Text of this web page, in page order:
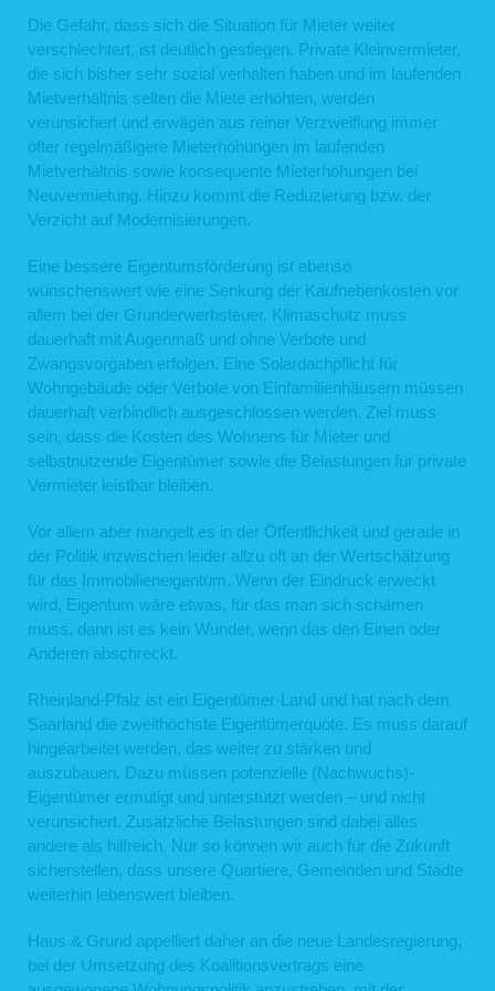
Die Gefahr, dass sich die Situation für Mieter weiter
verschlechtert, ist deutlich gestiegen. Private Kleinvermieter,
die sich bisher sehr sozial verhalten haben und im laufenden
Mietverhältnis selten die Miete erhöhten, werden
verunsichert und erwägen aus reiner Verzweiflung immer
öfter regelmäßigere Mieterhöhungen im laufenden
Mietverhältnis sowie konsequente Mieterhöhungen bei
Neuvermietung. Hinzu kommt die Reduzierung bzw. der
Verzicht auf Modernisierungen.
Eine bessere Eigentumsförderung ist ebenso
wünschenswert wie eine Senkung der Kaufnebenkosten vor
allem bei der Grunderwerbsteuer. Klimaschutz muss
dauerhaft mit Augenmaß und ohne Verbote und
Zwangsvorgaben erfolgen. Eine Solardachpflicht für
Wohngebäude oder Verbote von Einfamilienhäusern müssen
dauerhaft verbindlich ausgeschlossen werden. Ziel muss
sein, dass die Kosten des Wohnens für Mieter und
selbstnutzende Eigentümer sowie die Belastungen für private
Vermieter leistbar bleiben.
Vor allem aber mangelt es in der Öffentlichkeit und gerade in
der Politik inzwischen leider allzu oft an der Wertschätzung
für das Immobilieneigentum. Wenn der Eindruck erweckt
wird, Eigentum wäre etwas, für das man sich schämen
muss, dann ist es kein Wunder, wenn das den Einen oder
Anderen abschreckt.
Rheinland-Pfalz ist ein Eigentümer-Land und hat nach dem
Saarland die zweithöchste Eigentümerquote. Es muss darauf
hingearbeitet werden, das weiter zu stärken und
auszubauen. Dazu müssen potenzielle (Nachwuchs)-
Eigentümer ermutigt und unterstützt werden – und nicht
verunsichert. Zusätzliche Belastungen sind dabei alles
andere als hilfreich. Nur so können wir auch für die Zukunft
sicherstellen, dass unsere Quartiere, Gemeinden und Städte
weiterhin lebenswert bleiben.
Haus & Grund appelliert daher an die neue Landesregierung,
bei der Umsetzung des Koalitionsvertrags eine
durch die Nutzer zu ermöglichen.
an einer korrekten Darstellung und Funktionsfähigkeit unserer Webseite gemäß
Art. 6 Abs. 1 lit. f DSGVO bzw. § 25 Abs. 1 S. 1, Abs. 2 Nr. 2 TTDSG.
Zudem dienen die Logfiles der Auswertung der Systemsicherheit und -stabilität
sowie administrativen Zwecken. Rechtsgrundlage für die vorübergehende
Speicherung der Daten bzw. der Logfiles ist ebenfalls Art. 6 Abs. 1 lit. f DSGVO
bzw. § 25 Abs. 1 S. 1, Abs. 2 Nr. 2 TTDSG.
Angriffsversuchen auf unseren Webserver, werden diese Daten von uns
kurzzeitig gespeichert. Anhand dieser Daten ist uns ein Rückschluss auf
einzelne Personen nicht möglich. Nach spätestens sieben Tagen werden die
Daten durch Verkürzung der IP-Adresse auf Domainebene anonymisiert, sodass
anonymisierter Form werden die Daten daneben ggf. zu statistischen Zwecken
verarbeitet. Eine Speicherung dieser Daten zusammen mit anderen
personenbezogenen Daten des Nutzers, ein Abgleich mit anderen
Datenbeständen oder eine Weitergabe an Dritte findet zu keinem Zeitpunkt statt.
2. Kontaktformular
Auf unserer Webseite ist ein Kontaktformular eingebunden, welches Sie für die
elektronische Kontaktaufnahme nutzen können. Nehmen Sie diese Möglichkeit
wahr, so werden die von Ihnen in der Eingabemaske eingegebenen Daten an uns
übermittelt und gespeichert:
Name
E-Mail-Adresse
Rechtsgrundlage für die Verarbeitung der Daten ist Art. 6 Abs. 1 lit. f DSGVO. Die
Daten werden ausschließlich zur Bearbeitung der Kontaktaufnahme und der sich
anschließenden Kommunikation verwendet. Es erfolgt in diesem Zusammenhang
keine Weitergabe der Daten an Dritte. Sofern wir die Daten für andere Zwecke
verwenden, holen wir im Vorfeld Ihre Einwilligung ein. Die personenbezogenen
Daten aus der Eingabemaske werden gelöscht, wenn die jeweilige
entnehmen lässt, dass der betroffene Sachverhalt abschließend geklärt ist. Die
Daten werden spätestens nach einer Frist von sieben Tagen gelöscht.
3. Datenweitergabe und Empfänger
Eine Übermittlung Ihrer personenbezogenen Daten an Dritte findet nicht statt,
außer
darauf hingewiesen haben,
wenn Sie Ihre ausdrückliche Einwilligung nach Art. 6 Abs. 1 S. 1 lit. a
DSGVO dazu erteilt haben,
die Weitergabe nach Art. 6 Abs. 1 S. 1 lit. f DSGVO zur Geltendmachung,
Ausübung oder Verteidigung von Rechtsansprüchen erforderlich ist und
schutzwürdiges Interesse an der Nichtweitergabe Ihrer Daten haben,
im Fall, dass für die Weitergabe nach Art. 6 Abs. 1 S. 1 lit. c DSGVO eine
gesetzliche Verpflichtung besteht und soweit dies nach Art. 6 Abs. 1 S. 1